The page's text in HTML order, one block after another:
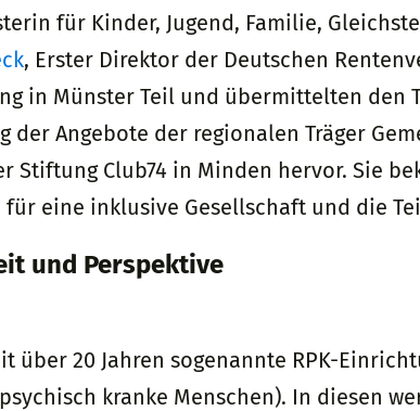
für Kinder, Jugend, Familie,
, Erster Direktor der Deutschen
in Münster Teil und übermittelten den
Angebote der regionalen Träger
Stiftung Club74 in Minden hervor. Sie
eine inklusive Gesellschaft und die
und Perspektive
über 20 Jahren sogenannte RPK-
kranke Menschen). In diesen